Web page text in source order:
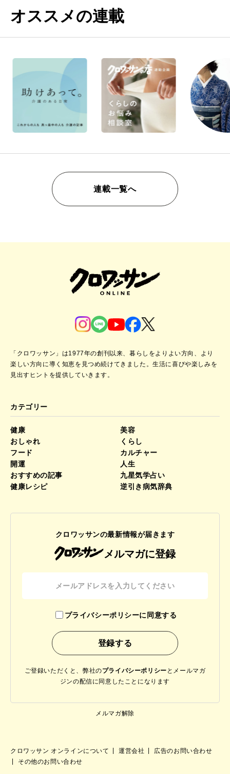
オススメの連載
連載一覧へ
「クロワッサン」は1977年の創刊以来、暮らしをよりよい方向、より
楽しい方向に導く知恵を見つめ続けてきました。生活に喜びや楽しみを
見出すヒントを提供していきます。
カテゴリー
健康
美容
おしゃれ
くらし
フード
カルチャー
開運
人生
おすすめの記事
九星気学占い
健康レシピ
逆引き病気辞典
クロワッサンの最新情報が届きます
メルマガに登録
プライバシーポリシーに同意する
ご登録いただくと、弊社のプライバシーポリシー と メールマガ
ジンの配信に同意したことになります
メルマガ解除
クロワッサン オンラインについて 運営会社
広告のお問い合わせ
その他のお問い合わせ